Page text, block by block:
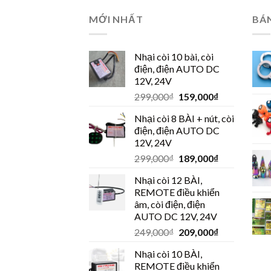
MỚI NHẤT
Nhại còi 10 bài, còi
điện, điện AUTO DC
12V, 24V
299,000₫ 159,000₫
Nhại còi 8 BÀI + nút, còi
điện, điện AUTO DC
12V, 24V
299,000₫ 189,000₫
Nhại còi 12 BÀI,
REMOTE điều khiển
âm, còi điện, điện
AUTO DC 12V, 24V
249,000₫ 209,000₫
Nhại còi 10 BÀI,
REMOTE điều khiển